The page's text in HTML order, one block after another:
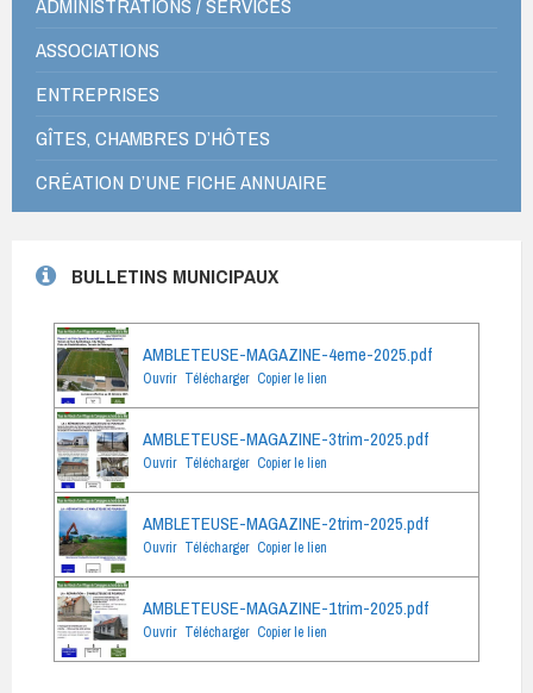
ASSOCIATIONS
ENTREPRISES
GÎTES, CHAMBRES D’HÔTES
CRÉATION D’UNE FICHE ANNUAIRE
BULLETINS MUNICIPAUX
AMBLETEUSE-MAGAZINE-4eme-2025.pdf
Ouvrir Télécharger Copier le lien
AMBLETEUSE-MAGAZINE-3trim-2025.pdf
Ouvrir Télécharger Copier le lien
AMBLETEUSE-MAGAZINE-2trim-2025.pdf
Ouvrir Télécharger Copier le lien
AMBLETEUSE-MAGAZINE-1trim-2025.pdf
Ouvrir Télécharger Copier le lien